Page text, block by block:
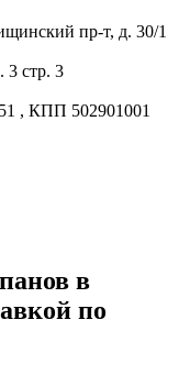
пр-т, д. 30/1
3 стр. 3
, КПП 502901001
в
по